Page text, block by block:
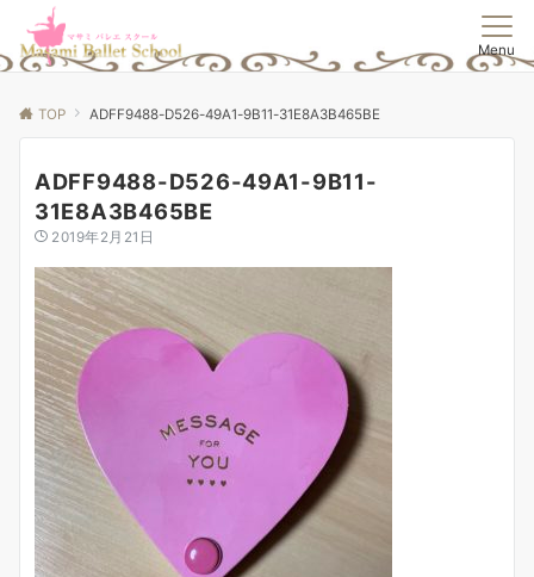
Menu
TOP ADFF9488-D526-49A1-9B11-31E8A3B465BE
ADFF9488-D526-49A1-9B11-
31E8A3B465BE
2019年2月21日